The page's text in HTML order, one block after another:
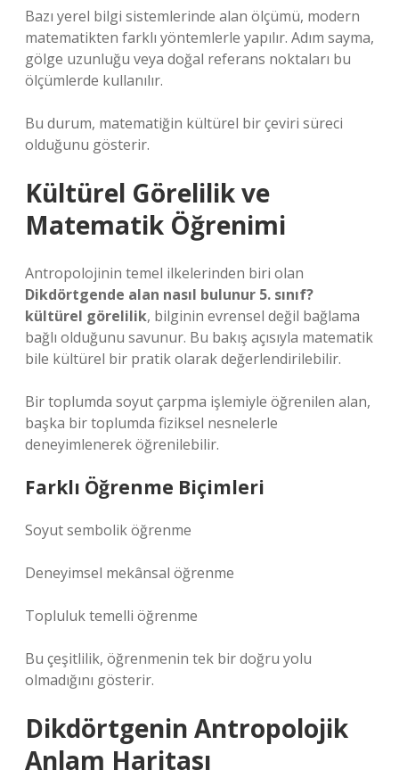
Bazı yerel bilgi sistemlerinde alan ölçümü, modern
matematikten farklı yöntemlerle yapılır. Adım sayma,
gölge uzunluğu veya doğal referans noktaları bu
ölçümlerde kullanılır.
Bu durum, matematiğin kültürel bir çeviri süreci
olduğunu gösterir.
Kültürel Görelilik ve
Matematik Öğrenimi
Antropolojinin temel ilkelerinden biri olan
Dikdörtgende alan nasıl bulunur 5. sınıf?
kültürel görelilik, bilginin evrensel değil bağlama
bağlı olduğunu savunur. Bu bakış açısıyla matematik
bile kültürel bir pratik olarak değerlendirilebilir.
Bir toplumda soyut çarpma işlemiyle öğrenilen alan,
başka bir toplumda fiziksel nesnelerle
deneyimlenerek öğrenilebilir.
Farklı Öğrenme Biçimleri
Soyut sembolik öğrenme
Deneyimsel mekânsal öğrenme
Topluluk temelli öğrenme
Bu çeşitlilik, öğrenmenin tek bir doğru yolu
olmadığını gösterir.
Dikdörtgenin Antropolojik
Anlam Haritası